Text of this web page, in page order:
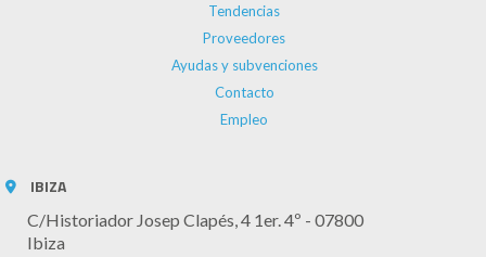
Tendencias
Proveedores
Ayudas y subvenciones
Contacto
Empleo
IBIZA
C/Historiador Josep Clapés, 4 1er. 4º - 07800
Ibiza